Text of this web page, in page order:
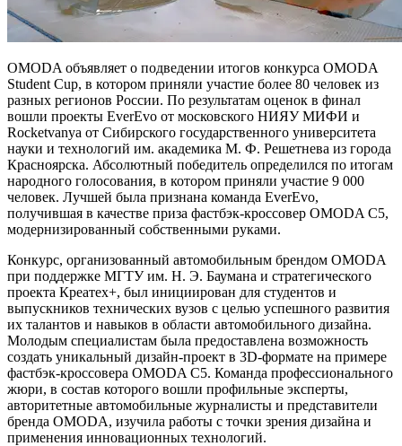
OMODA объявляет о подведении итогов конкурса OMODA
Student Cup, в котором приняли участие более 80 человек из
разных регионов России. По результатам оценок в финал
вошли проекты EverEvo от московского НИЯУ МИФИ и
Rocketvanya от Сибирского государственного университета
науки и технологий им. академика М. Ф. Решетнева из города
Красноярска. Абсолютный победитель определился по итогам
народного голосования, в котором приняли участие 9 000
человек. Лучшей была признана команда EverEvo,
получившая в качестве приза фастбэк-кроссовер OMODA C5,
модернизированный собственными руками.
Конкурс, организованный автомобильным брендом OMODA
при поддержке МГТУ им. Н. Э. Баумана и стратегического
проекта Креатех+, был инициирован для студентов и
выпускников технических вузов с целью успешного развития
их талантов и навыков в области автомобильного дизайна.
Молодым специалистам была предоставлена возможность
создать уникальный дизайн-проект в 3D-формате на примере
фастбэк-кроссовера OMODA C5. Команда профессионального
жюри, в состав которого вошли профильные эксперты,
авторитетные автомобильные журналисты и представители
бренда OMODA, изучила работы с точки зрения дизайна и
применения инновационных технологий.